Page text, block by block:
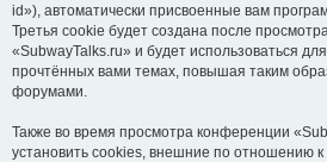
id»), автоматически присвоенные вам
Третья cookie будет создана после
«SubwayTalks.ru» и будет использоваться
прочтённых вами темах, повышая таким
форумами.
Также во время просмотра конференции
установить cookies, внешние по отношению